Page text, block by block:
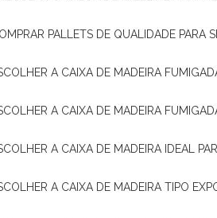
PALLETS DE QUALIDADE PARA
A CAIXA DE MADEIRA
A CAIXA DE MADEIRA
A CAIXA DE MADEIRA IDEAL
A CAIXA DE MADEIRA TIPO